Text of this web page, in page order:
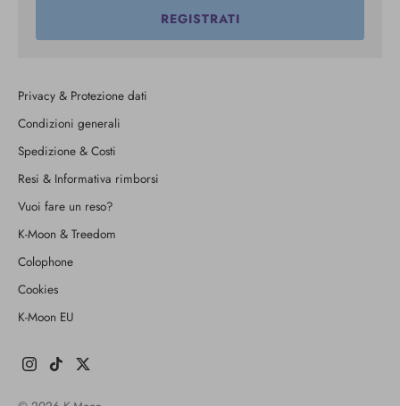
REGISTRATI
Privacy & Protezione dati
Condizioni generali
Spedizione & Costi
Resi & Informativa rimborsi
Vuoi fare un reso?
K-Moon & Treedom
Colophone
Cookies
K-Moon EU